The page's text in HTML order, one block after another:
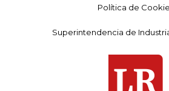
Política de
Superintendencia de